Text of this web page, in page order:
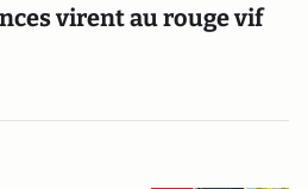
virent au rouge vif